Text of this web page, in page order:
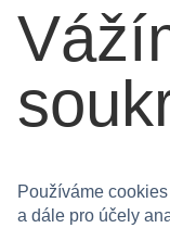
ve Sparkys?
Používáme
a dále pro účely